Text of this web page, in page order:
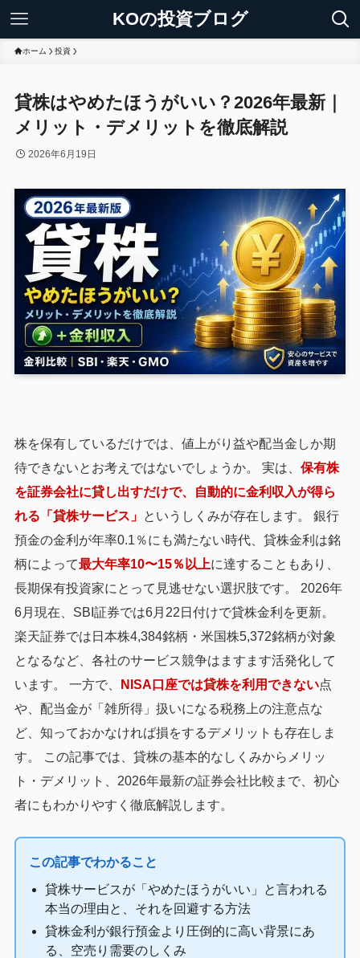
KOの投資ブログ
ホーム 投資
貸株はやめたほうがいい？2026年最新｜
メリット・デメリットを徹底解説
2026年6月19日
株を保有しているだけでは、値上がり益や配当金しか期
待できないとお考えではないでしょうか。 実は、 保有株
を証券会社に貸し出すだけで、自動的に金利収入が得ら
れる「貸株サービス」 というしくみが存在します。 銀行
預金の金利が年率0.1％にも満たない時代、貸株金利は銘
柄によって最大年率10〜15％以上に達することもあり、
長期保有投資家にとって見逃せない選択肢です。 2026年
6月現在、SBI証券では6月22日付けで貸株金利を更新。
楽天証券では日本株4,384銘柄・米国株5,372銘柄が対象
となるなど、各社のサービス競争はますます活発化して
います。 一方で、
NISA口座では貸株を利用できない点
や、配当金が「雑所得」扱いになる税務上の注意点な
ど、知っておかなければ損をするデメリットも存在しま
す。 この記事では、貸株の基本的なしくみからメリッ
ト・デメリット、2026年最新の証券会社比較まで、初心
者にもわかりやすく徹底解説します。
この記事でわかること
貸株サービスが「やめたほうがいい」と言われる
本当の理由と、それを回避する方法
貸株金利が銀行預金より圧倒的に高い背景にあ
る、空売り需要のしくみ